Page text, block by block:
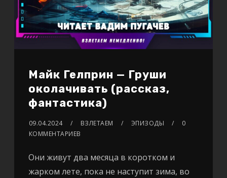
Майк Гелприн — Груши
околачивать (рассказ,
фантастика)
09.04.2024 ВЗЛЕТАЕМ ЭПИЗОДЫ
0
КОММЕНТАРИЕВ
Они живут два месяца в коротком и
жарком лете, пока не наступит зима, во